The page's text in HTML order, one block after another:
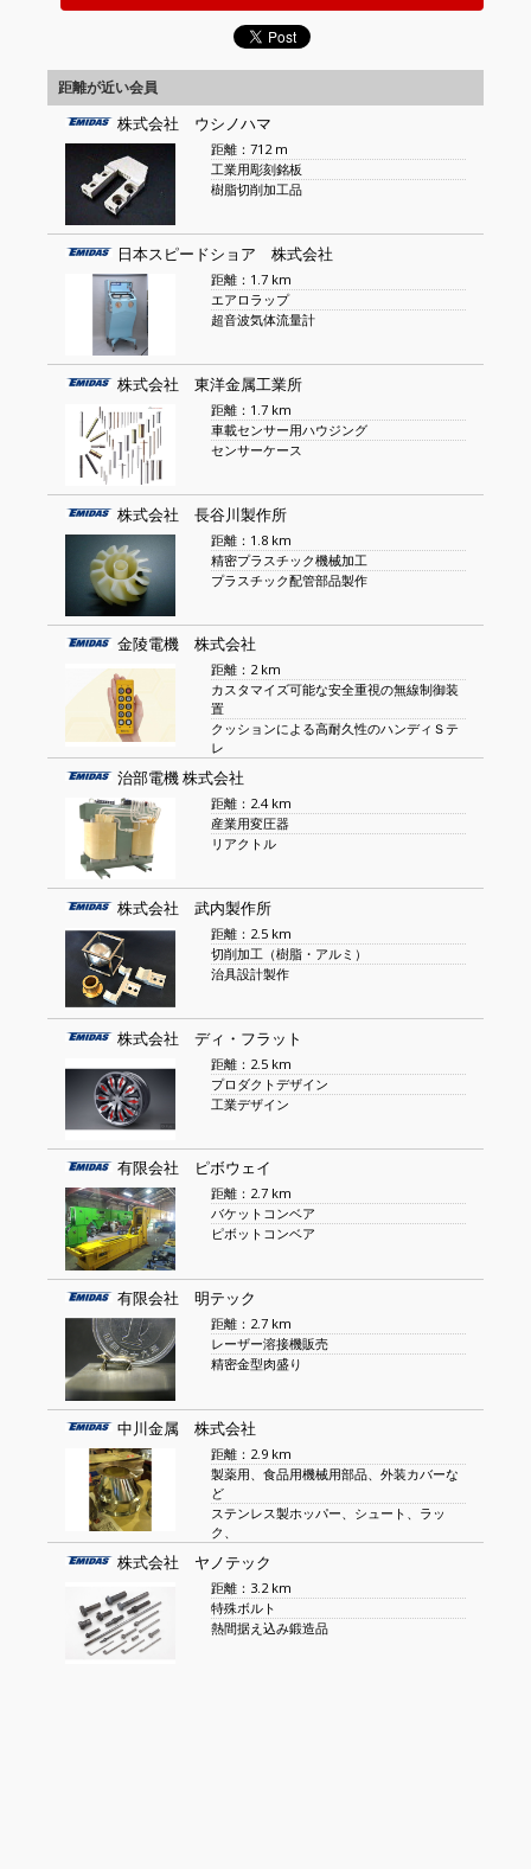
距離が近い会員
株式会社 ウシノハマ
距離：712 m
工業用彫刻銘板
樹脂切削加工品
日本スピードショア 株式会社
距離：1.7 km
エアロラップ
超音波気体流量計
株式会社 東洋金属工業所
距離：1.7 km
車載センサー用ハウジング
センサーケース
株式会社 長谷川製作所
距離：1.8 km
精密プラスチック機械加工
プラスチック配管部品製作
金陵電機 株式会社
距離：2 km
カスタマイズ可能な安全重視の無線制御装
置
クッションによる高耐久性のハンディＳテ
レ
治部電機 株式会社
距離：2.4 km
産業用変圧器
リアクトル
株式会社 武内製作所
距離：2.5 km
切削加工（樹脂・アルミ）
治具設計製作
株式会社 ディ・フラット
距離：2.5 km
プロダクトデザイン
工業デザイン
有限会社 ピボウェイ
距離：2.7 km
バケットコンベア
ピボットコンベア
有限会社 明テック
距離：2.7 km
レーザー溶接機販売
精密金型肉盛り
中川金属 株式会社
距離：2.9 km
製薬用、食品用機械用部品、外装カバーな
ど
ステンレス製ホッパー、シュート、ラッ
ク、
株式会社 ヤノテック
距離：3.2 km
特殊ボルト
熱間据え込み鍛造品